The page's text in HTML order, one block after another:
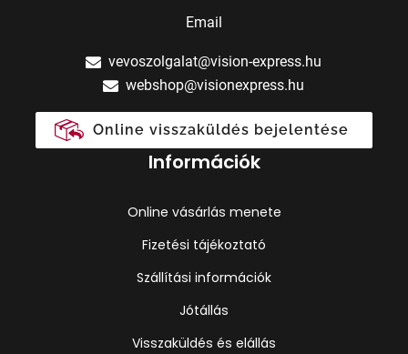
Email
vevoszolgalat@vision-express.hu
webshop@visionexpress.hu
Online visszaküldés bejelentése
Információk
Online vásárlás menete
Fizetési tájékoztató
Szállítási információk
Jótállás
Visszaküldés és elállás